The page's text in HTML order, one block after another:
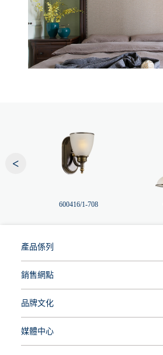
600416/1-708
<
產品係列
銷售網點
品牌文化
媒體中心